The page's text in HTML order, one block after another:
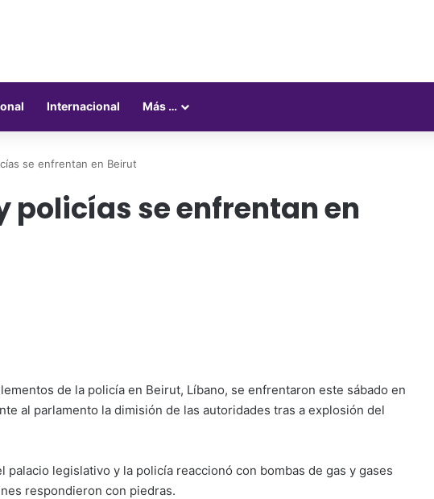
Internacional Más …
se enfrentan en Beirut
policías se enfrentan en
de la policía en Beirut, Líbano, se enfrentaron este sábado en
al parlamento la dimisión de las autoridades tras a explosión del
legislativo y la policía reaccionó con bombas de gas y gases
respondieron con piedras.